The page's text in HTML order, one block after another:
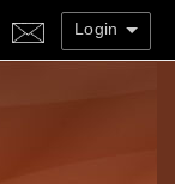
Login